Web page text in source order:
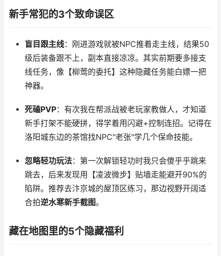
新手常犯的3个致命误区
盲目跟主线：刚进游戏就被NPC推着走主线，结果50
级后装备跟不上，副本直接凉凉。其实前期要多接支
线任务，像【柳莺的委托】这种隐藏任务能白嫖一把
神器。
死磕PVP：有次我在帮派战被老玩家教做人，才知道
新手打架不能硬拼，得学着用闪避+控制连招。记得在
洛阳城东边的茶馆找NPC"老张"学几个保命技能。
忽略轻功玩法：第一次解锁轻功时我只会傻乎乎跳来
跳去，后来发现用【凌波微步】贴墙走能避开90%的
陷阱。推荐去汴京城的屋顶区练习，那边视野开阔适
合拍逆水寒新手截图。
藏在地图里的5个隐藏福利